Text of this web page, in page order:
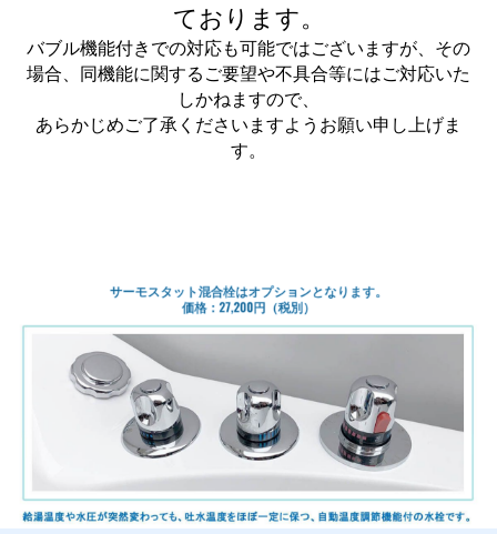
ております。
バブル機能付きでの対応も可能ではございますが、その
場合、同機能に関するご要望や不具合等にはご対応いた
しかねますので、
あらかじめご了承くださいますようお願い申し上げま
す。